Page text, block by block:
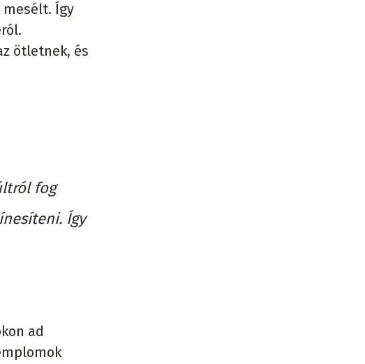
Így
ötletnek, és
fog
Így
ad